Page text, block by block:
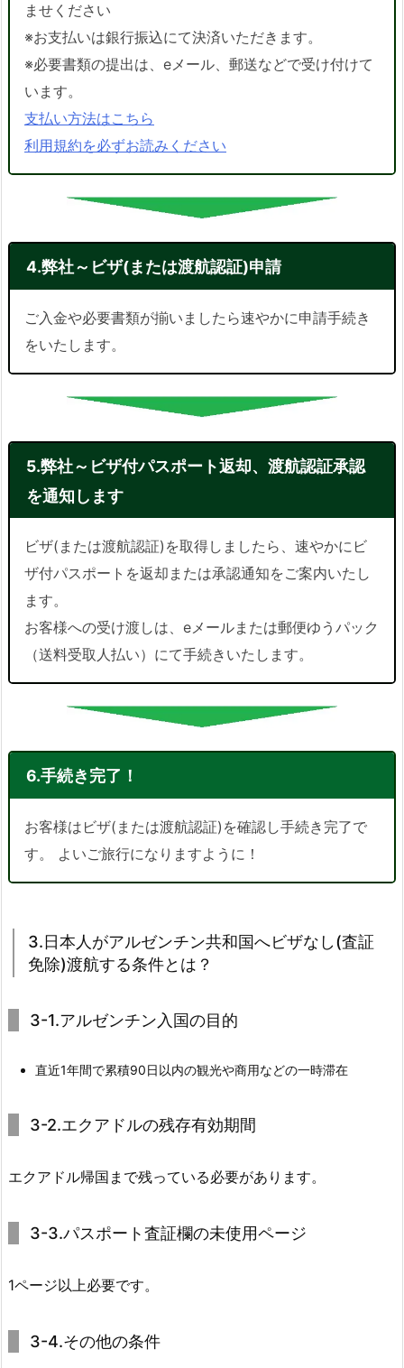
ませください
※お支払いは銀行振込にて決済いただきます。
※必要書類の提出は、eメール、郵送などで受け付けて
います。
支払い方法はこちら
利用規約を必ずお読みください
4.弊社～ビザ(または渡航認証)申請
ご入金や必要書類が揃いましたら速やかに申請手続き
をいたします。
5.弊社～ビザ付パスポート返却、渡航認証承認
を通知します
ビザ(または渡航認証)を取得しましたら、速やかにビ
ザ付パスポートを返却または承認通知をご案内いたし
ます。
お客様への受け渡しは、eメールまたは郵便ゆうパック
（送料受取人払い）にて手続きいたします。
6.手続き完了！
お客様はビザ(または渡航認証)を確認し手続き完了で
す。 よいご旅行になりますように！
3.日本人がアルゼンチン共和国へビザなし(査証
免除)渡航する条件とは？
3-1.アルゼンチン入国の目的
直近1年間で累積90日以内の観光や商用などの一時滞在
3-2.エクアドルの残存有効期間
エクアドル帰国まで残っている必要があります。
3-3.パスポート査証欄の未使用ページ
1ページ以上必要です。
3-4.その他の条件